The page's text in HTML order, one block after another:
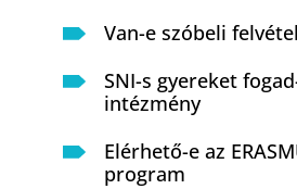
Van-e szóbeli
SNI-s gyereket
intézmény
Elérhető-e az
program